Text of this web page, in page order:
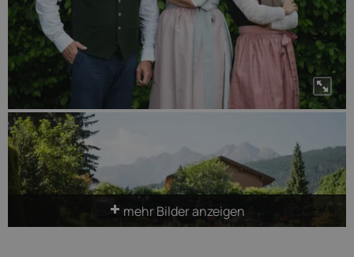
mehr Bilder anzeigen